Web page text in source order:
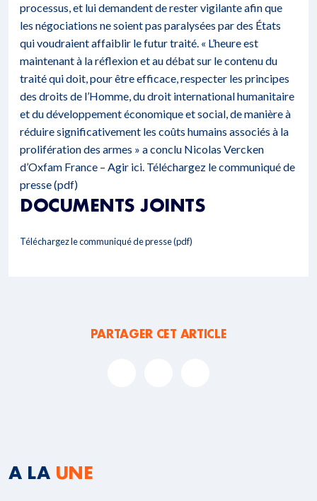
processus, et lui demandent de rester vigilante afin que
les négociations ne soient pas paralysées par des États
qui voudraient affaiblir le futur traité. « L’heure est
maintenant à la réflexion et au débat sur le contenu du
traité qui doit, pour être efficace, respecter les principes
des droits de l’Homme, du droit international humanitaire
et du développement économique et social, de manière à
réduire significativement les coûts humains associés à la
prolifération des armes » a conclu Nicolas Vercken
d’Oxfam France – Agir ici. Téléchargez le communiqué de
presse (pdf)
DOCUMENTS JOINTS
Téléchargez le communiqué de presse (pdf)
PARTAGER CET ARTICLE
A LA UNE